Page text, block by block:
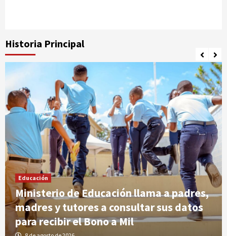
Historia Principal
Educación
Ministerio de Educación llama a padres,
madres y tutores a consultar sus datos
para recibir el Bono a Mil
3
Salud
SNS autoriza instalación de consultorio
médico en el Centro UASD Cotuí
Salud
SNS alcanza las 300 camas de intervención en